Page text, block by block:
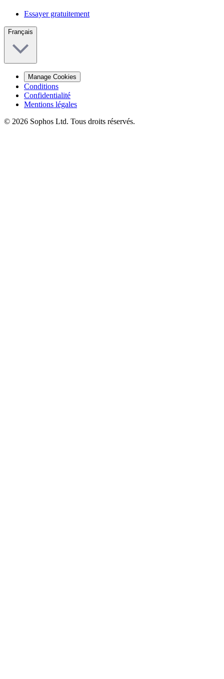
Essayer gratuitement
Français
Manage Cookies
Conditions
Confidentialité
Mentions légales
© 2026 Sophos Ltd. Tous droits réservés.